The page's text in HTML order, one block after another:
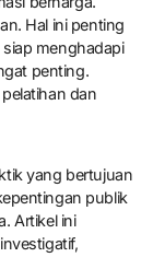
ingin
memahami
dokumen
kontak
berharga.